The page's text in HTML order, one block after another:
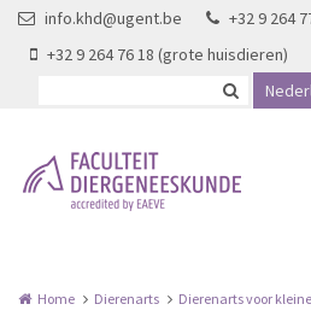
Overslaan en naar de inhoud gaan
info.khd@ugent.be
+32 9 264
+32 9 264 76 18 (grote huisdieren)
Home Dierenarts Dierenarts voor